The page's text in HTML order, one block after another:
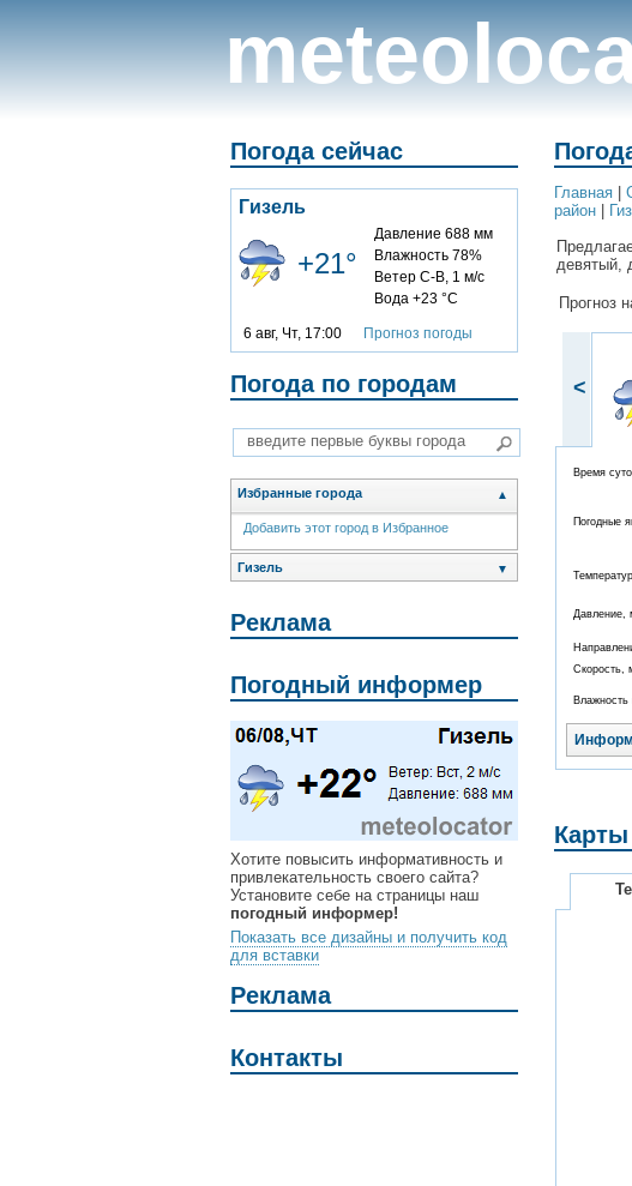
Погода сейчас
Гизель
+21°
Давление 688 мм
Влажность 78%
Ветер С-В, 1 м/с
Вода +23 °C
6 авг, Чт, 17:00 Прогноз погоды
Погода по городам
Избранные города ▲
Добавить этот город в Избранное
Гизель ▼
Реклама
Погодный информер
Хотите повысить информативность и
привлекательность своего сайта?
Установите себе на страницы наш
погодный информер!
Показать все дизайны и получить код
для вставки
Реклама
Контакты
Главная
район
девятый,
Прогноз
<
Время
Погодные
Давление,
Скорость,
Влажность